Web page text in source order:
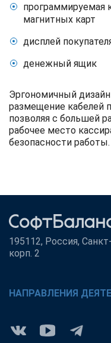
программируемая
магнитных карт
дисплей
денежный ящик
Эргономичный
размещение кабелей
позволяя с большей
рабочее место
безопасности работы.
195112, Россия,
корп. 2
НАПРАВЛЕНИЯ